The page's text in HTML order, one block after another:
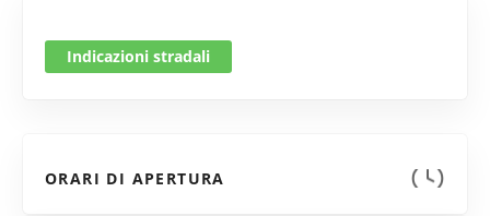
Indicazioni stradali
ORARI DI APERTURA